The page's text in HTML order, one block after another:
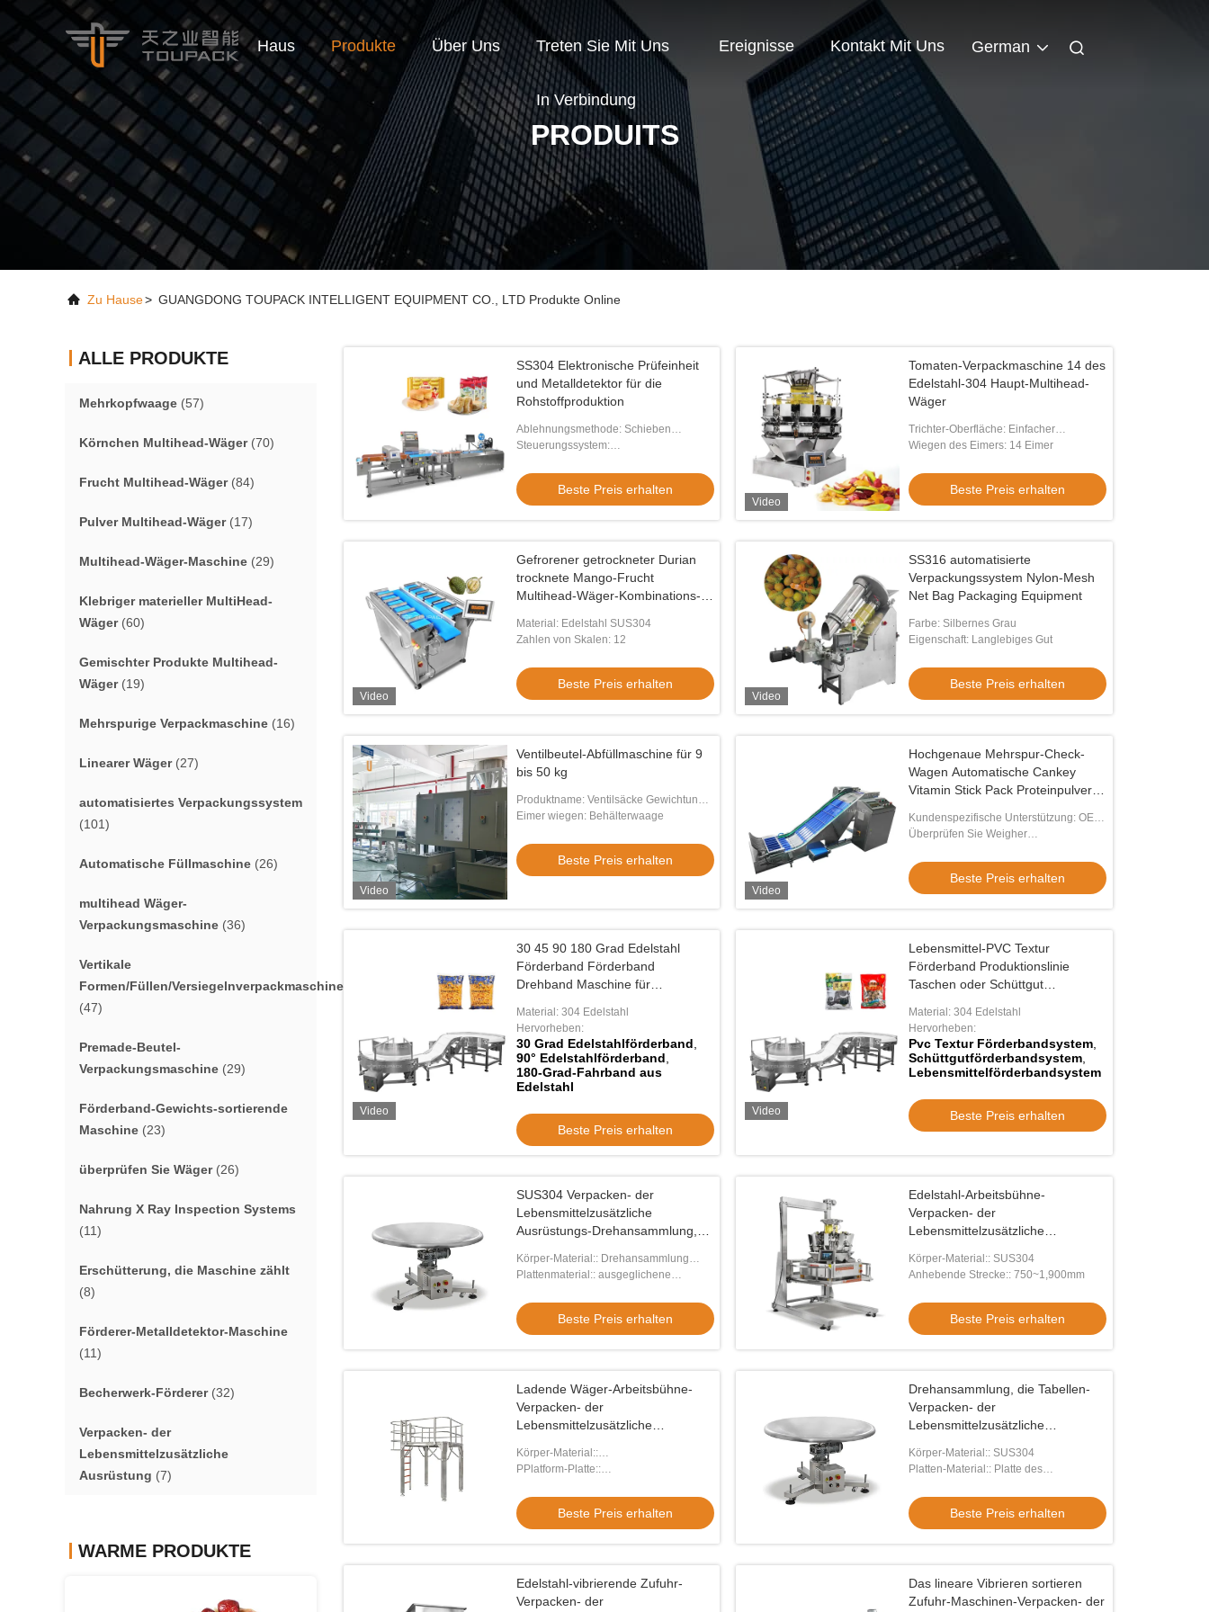
Haus Produkte Über Uns Treten Sie Mit Uns
In Verbindung
Ereignisse Kontakt Mit Uns German
PRODUITS
Zu Hause> GUANGDONG TOUPACK INTELLIGENT EQUIPMENT CO., LTD Produkte Online
ALLE PRODUKTE
Mehrkopfwaage (57)
Körnchen Multihead-Wäger(70)
Frucht Multihead-Wäger(84)
Pulver Multihead-Wäger(17)
Multihead-Wäger-Maschine (29)
Klebriger materieller MultiHead-
Wäger(60)
Gemischter Produkte Multihead-
Wäger(19)
Mehrspurige Verpackmaschine (16)
Linearer Wäger(27)
automatisiertes Verpackungssystem
(101)
Automatische Füllmaschine (26)
multihead Wäger-
Verpackungsmaschine (36)
Vertikale
Formen/Füllen/Versiegelnverpackmaschine
(47)
Premade-Beutel-
Verpackungsmaschine (29)
Förderband-Gewichts-sortierende
Maschine (23)
überprüfen Sie Wäger(26)
Nahrung X Ray Inspection Systems
(11)
Erschütterung, die Maschine zählt
(8)
Förderer-Metalldetektor-Maschine
(11)
Becherwerk-Förderer(32)
Verpacken- der
Lebensmittelzusätzliche
Ausrüstung (7)
WARME PRODUKTE
SS304 Elektronische Prüfeinheit
und Metalldetektor für die
Rohstoffproduktion
Ablehnungsmethode: Schieben
(optional: schlagen, wechseln, andere)
Steuerungssystem:
Probenahmer
Beste Preis erhalten
Video
Tomaten-Verpackmaschine 14 des
Edelstahl-304 Haupt-Multihead-
Wäger
Trichter-Oberfläche: Einfacher
Plattentrichter
Wiegen des Eimers: 14 Eimer
Beste Preis erhalten
Video
Gefrorener getrockneter Durian
trocknete Mango-Frucht
Multihead-Wäger-Kombinations-
Material: Edelstahl SUS304
Zahlen von Skalen: 12
Beste Preis erhalten
Video
SS316 automatisierte
Verpackungssystem Nylon-Mesh
Net Bag Packaging Equipment
Farbe: Silbernes Grau
Eigenschaft: Langlebiges Gut
Beste Preis erhalten
Video
Ventilbeutel-Abfüllmaschine für 9
bis 50 kg
Produktname: Ventilsäcke Gewichtung
Füllmaschine
Eimer wiegen: Behälterwaage
Beste Preis erhalten
Video
Hochgenaue Mehrspur-Check-
Wagen Automatische Cankey
Vitamin Stick Pack Proteinpulver-
Kundenspezifische Unterstützung: OEM,
ODM
Überprüfen Sie Weigher
Prüfeinheit
Beste Preis erhalten
Video
30 45 90 180 Grad Edelstahl
Förderband Förderband
Drehband Maschine für
Material: 304 Edelstahl
Hervorheben:
30 Grad Edelstahlförderband
90° Edelstahlförderband
180-Grad-Fahrband aus
Edelstahl
Beste Preis erhalten
Video
Lebensmittel-PVC Textur
Förderband Produktionslinie
Taschen oder Schüttgut
Material: 304 Edelstahl
Hervorheben:
Pvc Textur Förderbandsystem
Schüttgutförderbandsystem
Lebensmittelförderbandsystem
Beste Preis erhalten
SUS304 Verpacken- der
Lebensmittelzusätzliche
Ausrüstungs-Drehansammlung,
Körper-Material:: Drehansammlung
SUS304, die Tabelle sammelt
Plattenmaterial:: ausgeglichene
Beste Preis erhalten
Edelstahl-Arbeitsbühne-
Verpacken- der
Lebensmittelzusätzliche
Körper-Material:: SUS304
Anhebende Strecke:: 750~1,900mm
Beste Preis erhalten
Ladende Wäger-Arbeitsbühne-
Verpacken- der
Lebensmittelzusätzliche
Körper-Material::
Kohlenstoffstahl/Edelstahl
PPlatform-Platte::
Beste Preis erhalten
Drehansammlung, die Tabellen-
Verpacken- der
Lebensmittelzusätzliche
Körper-Material:: SUS304
Platten-Material:: Platte des
Beste Preis erhalten
Edelstahl-vibrierende Zufuhr-
Verpacken- der
Das lineare Vibrieren sortieren
Zufuhr-Maschinen-Verpacken- der